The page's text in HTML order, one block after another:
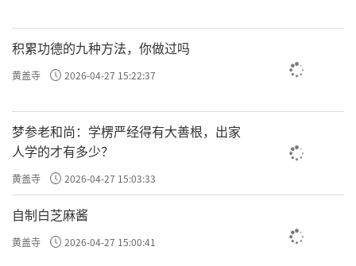
许方勇解读《了凡四训》（三零）
许方勇解读《了凡四训》（三二）
许方勇解读《了凡四训》（三三）
许方勇解读《了凡四训》（三四）
许方勇解读《了凡四训》（三五）
积累功德的九种方法，你做过吗
黄盖寺 2026-04-27 15:22:37
梦参老和尚：学楞严经得有大善根，出家
人学的才有多少？
黄盖寺 2026-04-27 15:03:33
自制白芝麻酱
黄盖寺 2026-04-27 15:00:41